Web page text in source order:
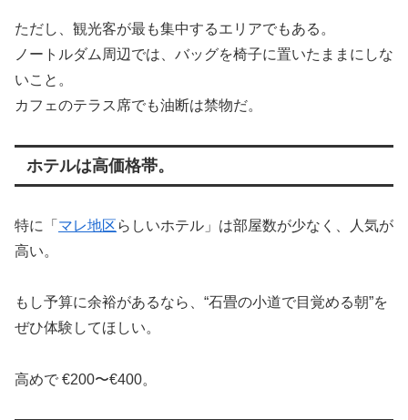
ただし、観光客が最も集中するエリアでもある。
ノートルダム周辺では、バッグを椅子に置いたままにしな
いこと。
カフェのテラス席でも油断は禁物だ。
ホテルは高価格帯。
特に「 マレ地区らしいホテル」は部屋数が少なく、人気が
高い。
もし予算に余裕があるなら、“石畳の小道で目覚める朝”を
ぜひ体験してほしい。
高めで €200〜€400。